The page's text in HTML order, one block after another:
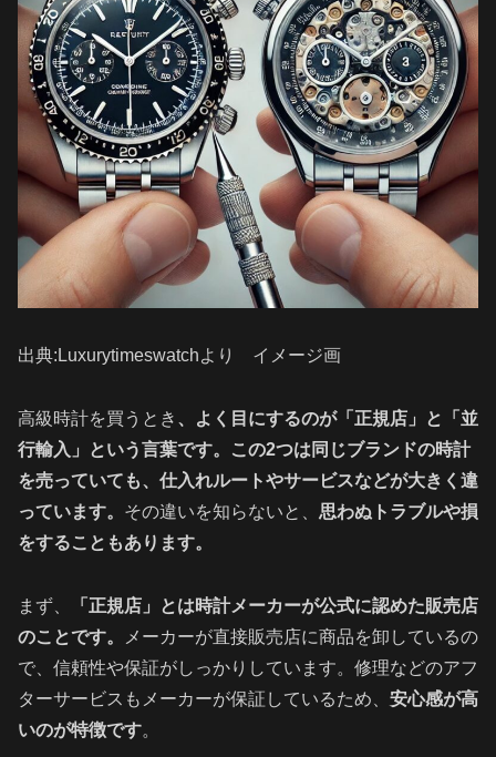
出典:Luxurytimeswatchより イメージ画
高級時計を買うとき 、よく目にするのが「正規店」と「並
行輸入」という言葉です。この2つは同じブランドの時計
を売っていても、仕入れルートやサービスなどが大きく違
っています。 その違いを知らないと、 思わぬトラブルや損
をすることもあります。
まず、
「正規店」とは時計メーカーが公式に認めた販売店
のことです。
メーカーが直接販売店に商品を卸しているの
で、信頼性や保証がしっかりしています。修理などのアフ
ターサービスもメーカーが保証しているため、 安心感が高
いのが特徴です。